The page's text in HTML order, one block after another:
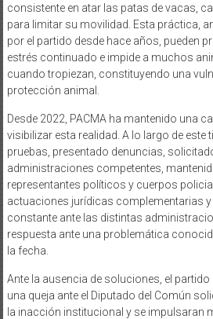
consistente en atar las patas de vacas,
para limitar su movilidad. Esta práctica,
por el partido desde hace años, pueden
estrés continuado e impide a muchos
cuando tropiezan, constituyendo una
protección animal.
Desde 2022, PACMA ha mantenido una
visibilizar esta realidad. A lo largo de este
pruebas, presentado denuncias,
administraciones competentes,
representantes políticos y cuerpos
actuaciones jurídicas complementarias
constante ante las distintas
respuesta ante una problemática
la fecha.
Ante la ausencia de soluciones, el
una queja ante el Diputado del Común
la inacción institucional y se impulsaran